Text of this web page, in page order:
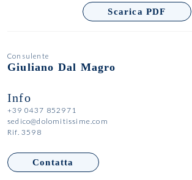
Scarica PDF
Consulente
Giuliano Dal Magro
Info
+39 0437 852971
sedico@dolomitissime.com
Rif. 3598
Contatta